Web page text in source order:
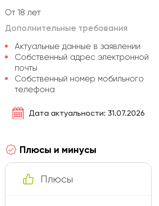
От 18 лет
Дополнительные требования
Актуальные данные в заявлении
Собственный адрес электронной
почты
Собственный номер мобильного
телефона
Дата актуальности: 31.07.2026
Плюсы и минусы
Плюсы